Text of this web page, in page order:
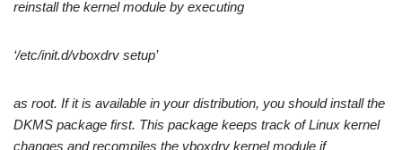
reinstall the kernel module by executing
‘/etc/init.d/vboxdrv setup’
as root. If it is available in your distribution, you should install the
DKMS package first. This package keeps track of Linux kernel
changes and recompiles the vboxdrv kernel module if